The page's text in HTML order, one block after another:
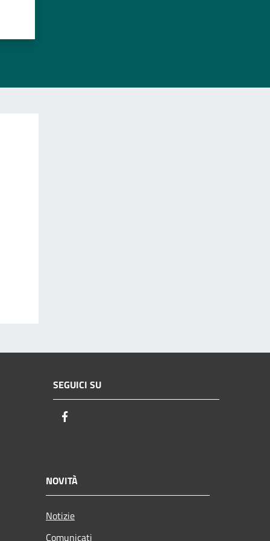
SEGUICI SU
NOVITÀ
Notizie
Comunicati